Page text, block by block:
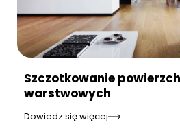
Szczotkowanie
warstwowych
Dowiedz się więcej